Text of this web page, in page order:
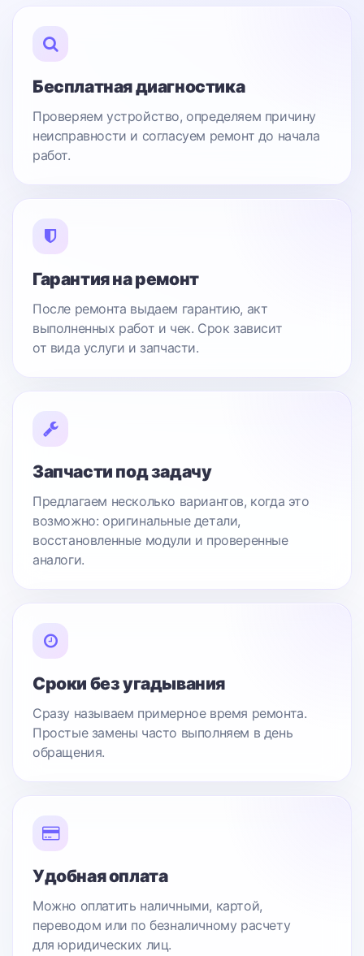
Бесплатная диагностика
Проверяем устройство, определяем причину
неисправности и согласуем ремонт до начала
работ.
Гарантия на ремонт
После ремонта выдаем гарантию, акт
выполненных работ и чек. Срок зависит
от вида услуги и запчасти.
Запчасти под задачу
Предлагаем несколько вариантов, когда это
возможно: оригинальные детали,
восстановленные модули и проверенные
аналоги.
Сроки без угадывания
Сразу называем примерное время ремонта.
Простые замены часто выполняем в день
обращения.
Удобная оплата
Можно оплатить наличными, картой,
переводом или по безналичному расчету
для юридических лиц.